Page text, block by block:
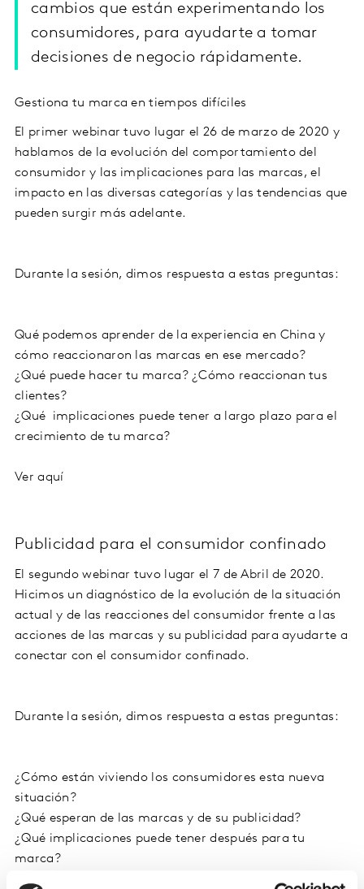
cambios que están experimentando los
consumidores, para ayudarte a tomar
decisiones de negocio rápidamente.
Gestiona tu marca en tiempos difíciles
El primer webinar tuvo lugar el 26 de marzo de 2020 y
hablamos de la evolución del comportamiento del
consumidor y las implicaciones para las marcas, el
impacto en las diversas categorías y las tendencias que
pueden surgir más adelante.
Durante la sesión, dimos respuesta a estas preguntas:
Qué podemos aprender de la experiencia en China y
cómo reaccionaron las marcas en ese mercado?
¿Qué puede hacer tu marca? ¿Cómo reaccionan tus
clientes?
¿Qué implicaciones puede tener a largo plazo para el
crecimiento de tu marca?
Ver aquí
Publicidad para el consumidor confinado
El segundo webinar tuvo lugar el 7 de Abril de 2020.
Hicimos un diagnóstico de la evolución de la situación
actual y de las reacciones del consumidor frente a las
acciones de las marcas y su publicidad para ayudarte a
conectar con el consumidor confinado.
Durante la sesión, dimos respuesta a estas preguntas:
¿Cómo están viviendo los consumidores esta nueva
situación?
¿Qué esperan de las marcas y de su publicidad?
¿Qué implicaciones puede tener después para tu
marca?